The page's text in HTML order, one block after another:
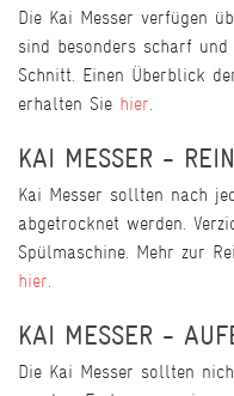
Die Kai Messer verfügen
sind besonders scharf
Schnitt. Einen Überblick
erhalten Sie hier.
KAI MESSER -
Kai Messer sollten nach
abgetrocknet werden.
Spülmaschine. Mehr zur
hier.
KAI MESSER -
Die Kai Messer sollten